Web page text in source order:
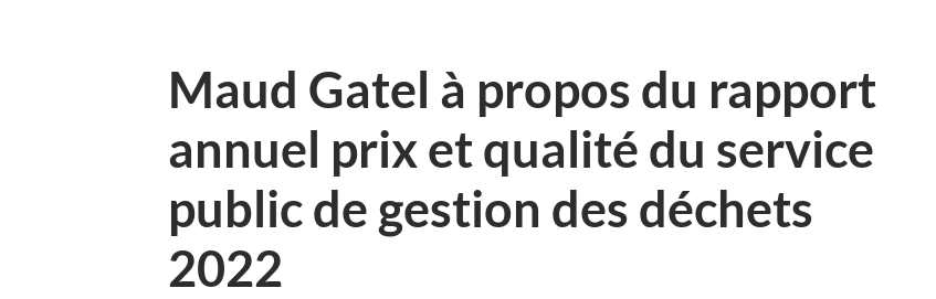
Maud Gatel à propos du rapport
annuel prix et qualité du service
public de gestion des déchets
2022